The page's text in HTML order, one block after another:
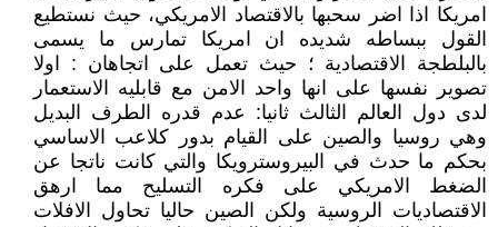
امريكا اذا اضر سحبها بالاقتصاد الامريكي، حيث نستطيع
القول ببساطه شديده ان امريكا تمارس ما يسمى
بالبلطجة الاقتصادية ؛ حيث تعمل على اتجاهان : اولا
تصوير نفسها على انها واحد الامن مع قابليه الاستعمار
لدى دول العالم الثالث ثانيا: عدم قدره الطرف البديل
وهي روسيا والصين على القيام بدور كلاعب الاساسي
بحكم ما حدث في البيروسترويكا والتي كانت ناتجا عن
الضغط الامريكي على فكره التسليح مما ارهق
الاقتصاديات الروسية ولكن الصين حاليا تحاول الافلات